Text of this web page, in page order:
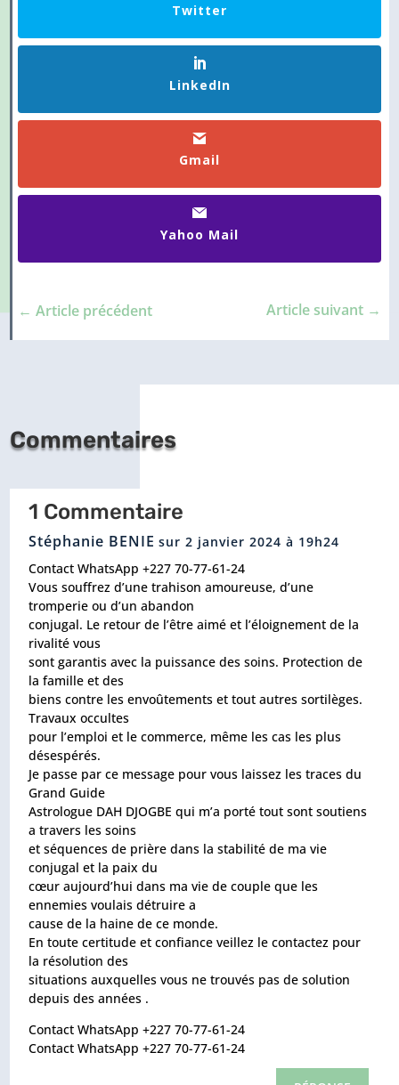
Twitter
LinkedIn
Gmail
Yahoo Mail
←Article précédent Article suivant→
Commentaires
1 Commentaire
Stéphanie BENIE sur 2 janvier 2024 à 19h24
Contact WhatsApp +227 70-77-61-24
Vous souffrez d’une trahison amoureuse, d’une
tromperie ou d’un abandon
conjugal. Le retour de l’être aimé et l’éloignement de la
rivalité vous
sont garantis avec la puissance des soins. Protection de
la famille et des
biens contre les envoûtements et tout autres sortilèges.
Travaux occultes
pour l’emploi et le commerce, même les cas les plus
désespérés.
Je passe par ce message pour vous laissez les traces du
Grand Guide
Astrologue DAH DJOGBE qui m’a porté tout sont soutiens
a travers les soins
et séquences de prière dans la stabilité de ma vie
conjugal et la paix du
cœur aujourd’hui dans ma vie de couple que les
ennemies voulais détruire a
cause de la haine de ce monde.
En toute certitude et confiance veillez le contactez pour
la résolution des
situations auxquelles vous ne trouvés pas de solution
depuis des années .
Contact WhatsApp +227 70-77-61-24
Contact WhatsApp +227 70-77-61-24